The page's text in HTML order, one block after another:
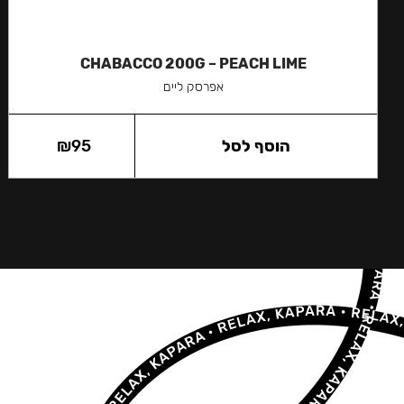
CHABACCO 200G – PEACH LIME
אפרסק ליים
₪95 הוסף לסל